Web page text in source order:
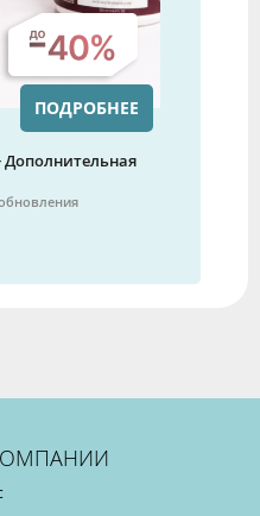
Дополнительная
ПОДРОБНЕЕ